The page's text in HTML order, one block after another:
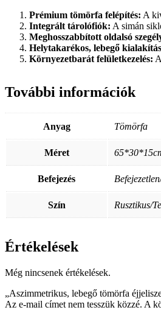
Prémium tömörfa felépítés: A
Integrált tárolófiók: A simán
Meghosszabbított oldalsó
Helytakarékos, lebegő
Környezetbarát felületkezelés:
További információk
Anyag Tömörfa
Méret
Befejezés
Szín Rusztikus/
Értékelések
Még nincsenek értékelések.
„Aszimmetrikus, lebegő tömörfa
Az e-mail címet nem tesszük közzé. A